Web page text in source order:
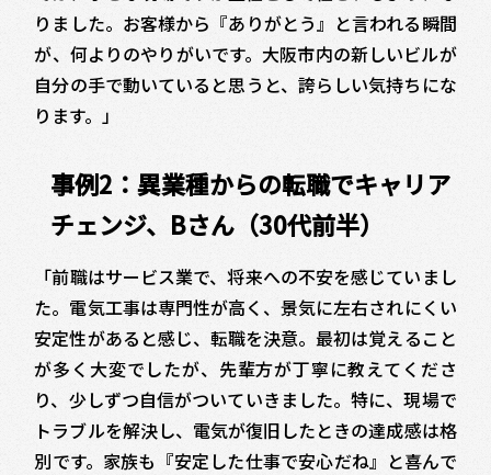
りました。お客様から『ありがとう』と言われる瞬間
が、何よりのやりがいです。大阪市内の新しいビルが
自分の手で動いていると思うと、誇らしい気持ちにな
ります。」
事例2：異業種からの転職でキャリア
チェンジ、Bさん（30代前半）
「前職はサービス業で、将来への不安を感じていまし
た。電気工事は専門性が高く、景気に左右されにくい
安定性があると感じ、転職を決意。最初は覚えること
が多く大変でしたが、先輩方が丁寧に教えてくださ
り、少しずつ自信がついていきました。特に、現場で
トラブルを解決し、電気が復旧したときの達成感は格
別です。家族も『安定した仕事で安心だね』と喜んで